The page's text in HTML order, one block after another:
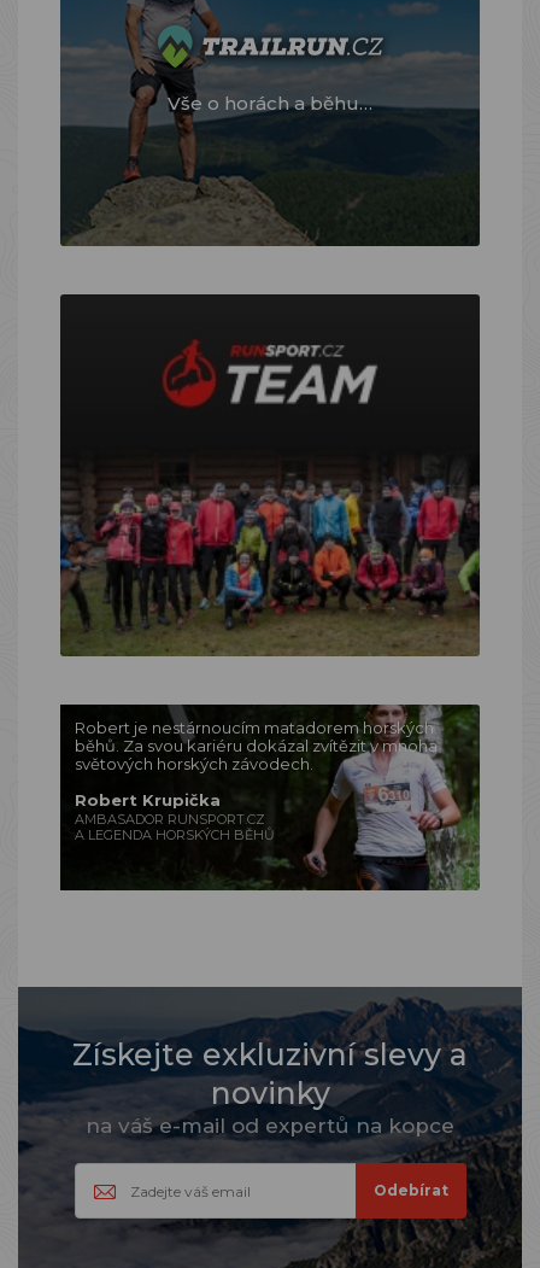
Vše o horách a běhu…
Robert je nestárnoucím matadorem horských
běhů. Za svou kariéru dokázal zvítězit v mnoha
světových horských závodech.
Robert Krupička
AMBASADOR RUNSPORT.CZ
A LEGENDA HORSKÝCH BĚHŮ
Získejte exkluzivní slevy a
novinky
na váš e-mail od expertů na kopce